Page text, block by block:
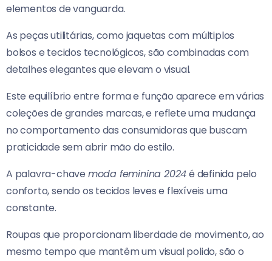
elementos de vanguarda.
As peças utilitárias, como jaquetas com múltiplos
bolsos e tecidos tecnológicos, são combinadas com
detalhes elegantes que elevam o visual.
Este equilíbrio entre forma e função aparece em várias
coleções de grandes marcas, e reflete uma mudança
no comportamento das consumidoras que buscam
praticidade sem abrir mão do estilo.
A palavra-chave moda feminina 2024é definida pelo
conforto, sendo os tecidos leves e flexíveis uma
constante.
Roupas que proporcionam liberdade de movimento, ao
mesmo tempo que mantêm um visual polido, são o